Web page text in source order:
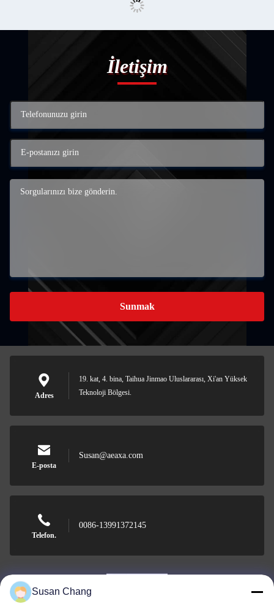
İletişim
Sunmak
Adres
19. kat, 4. bina, Taihua Jinmao Uluslararası, Xi'an Yüksek
Teknoloji Bölgesi.
E-posta
Susan@aeaxa.com
Telefon.
0086-13991372145
Susan Chang